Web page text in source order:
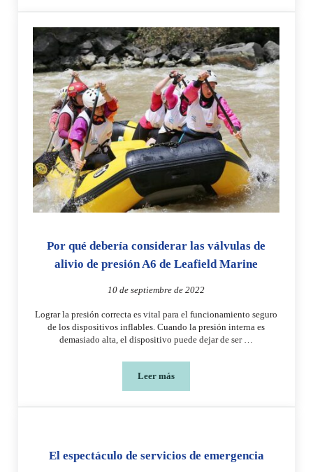
Por qué debería considerar las válvulas de
alivio de presión A6 de Leafield Marine
10 de septiembre de 2022
Lograr la presión correcta es vital para el funcionamiento seguro
de los dispositivos inflables. Cuando la presión interna es
demasiado alta, el dispositivo puede dejar de ser …
Leer másPor qué debería considerar las
El espectáculo de servicios de emergencia